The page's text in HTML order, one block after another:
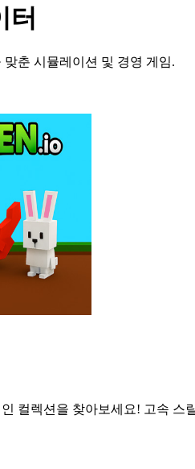
터
춘 시뮬레이션 및 경영 게임.
컬렉션을 찾아보세요! 고속 스